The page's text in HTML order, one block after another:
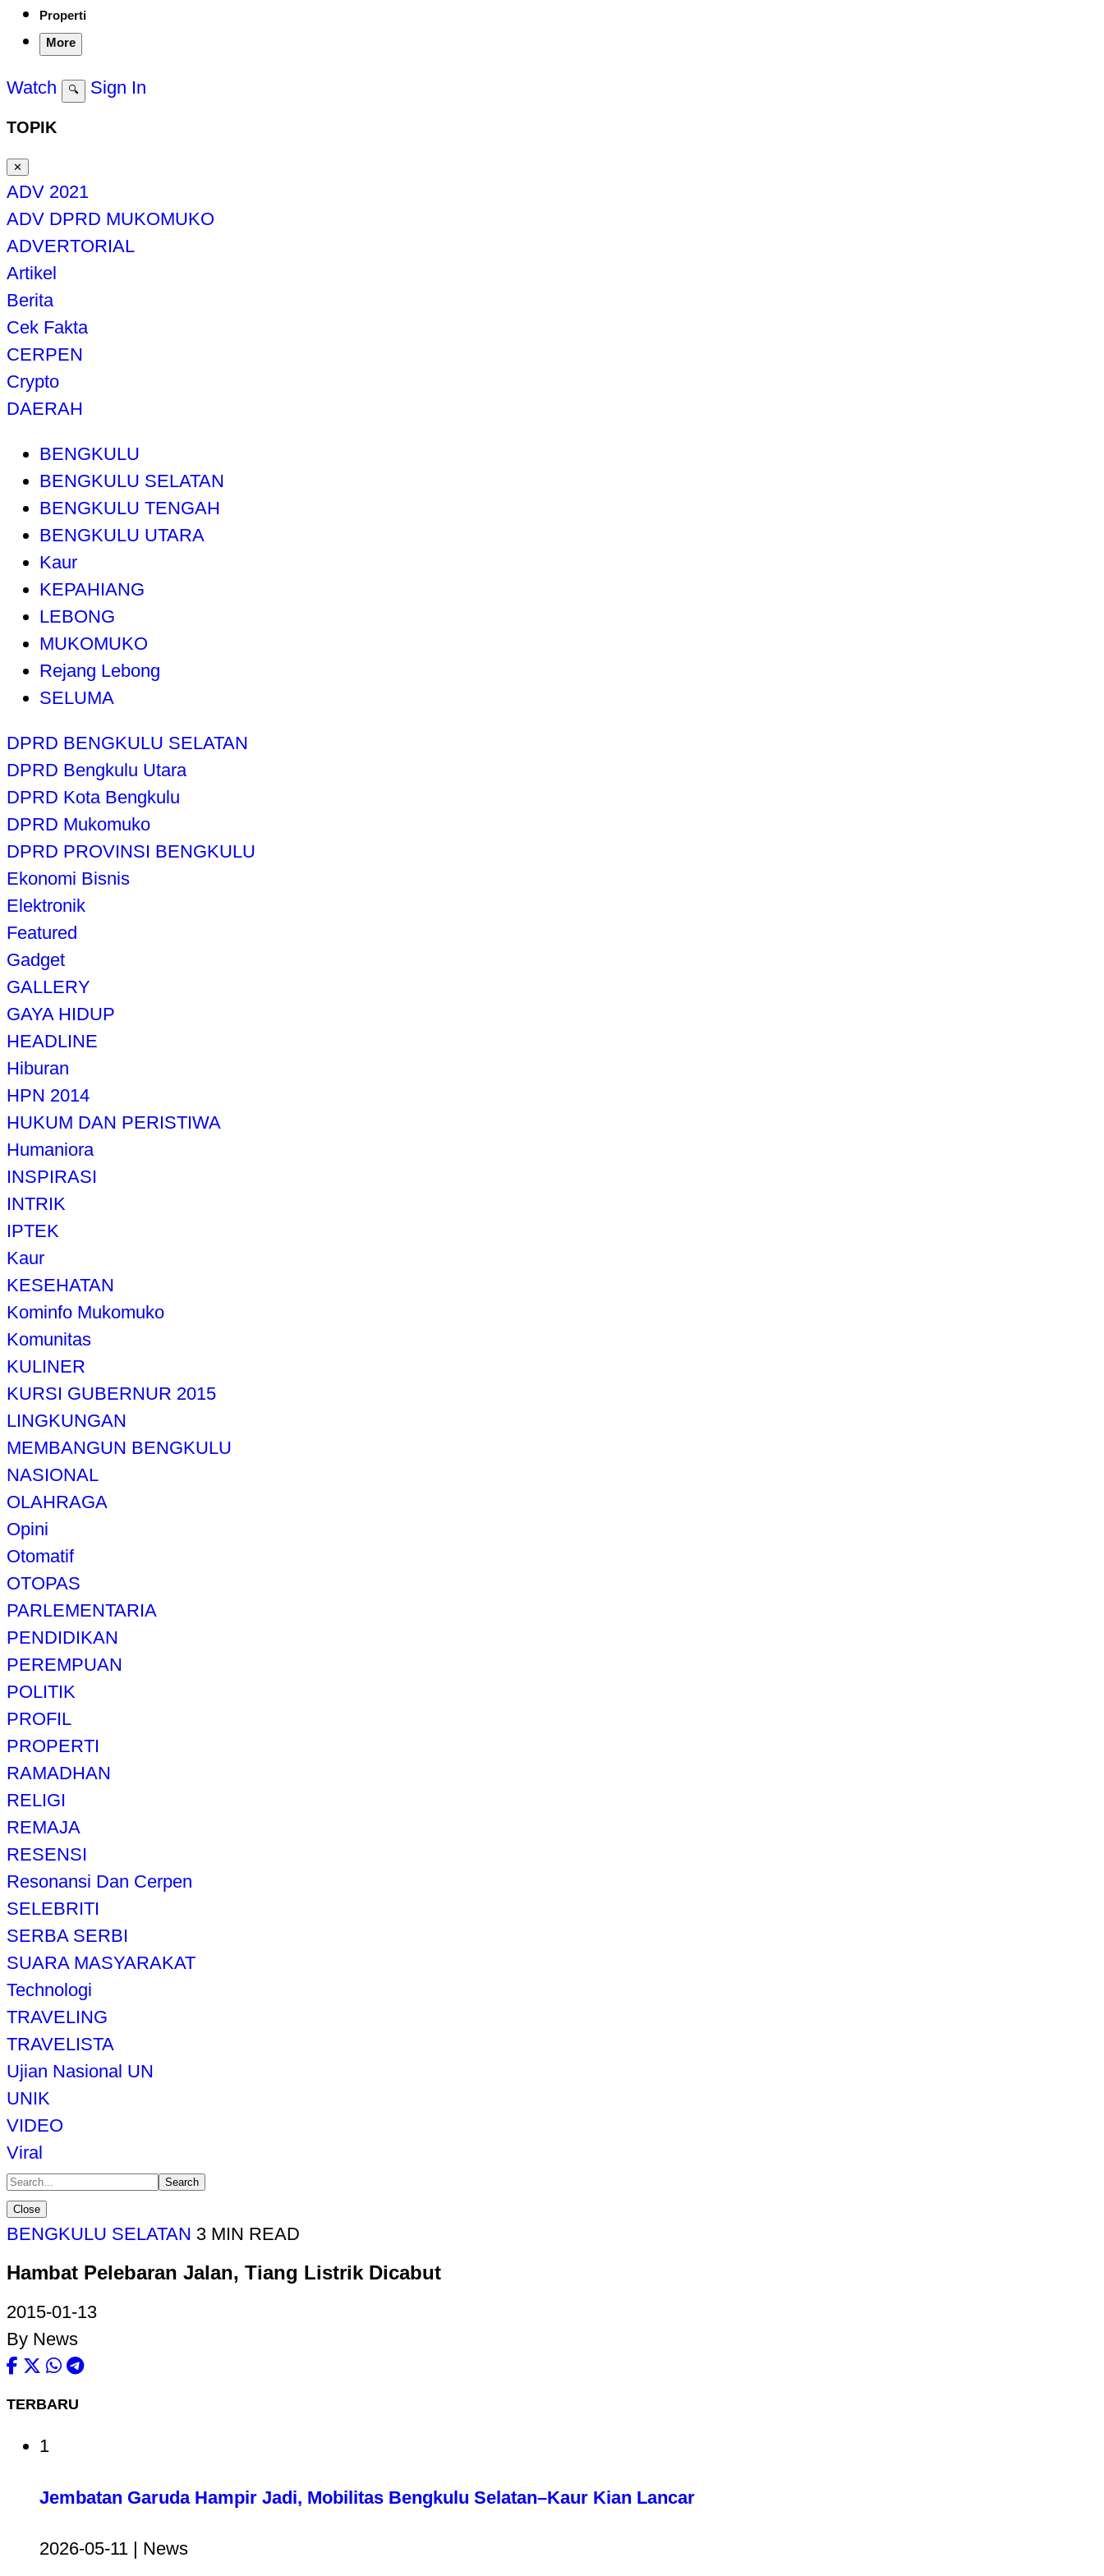
Properti
More
Watch 🔍 Sign In
TOPIK
✕
ADV 2021
ADV DPRD MUKOMUKO
ADVERTORIAL
Artikel
Berita
Cek Fakta
CERPEN
Crypto
DAERAH
BENGKULU
BENGKULU SELATAN
BENGKULU TENGAH
BENGKULU UTARA
Kaur
KEPAHIANG
LEBONG
MUKOMUKO
Rejang Lebong
SELUMA
DPRD BENGKULU SELATAN
DPRD Bengkulu Utara
DPRD Kota Bengkulu
DPRD Mukomuko
DPRD PROVINSI BENGKULU
Ekonomi Bisnis
Elektronik
Featured
Gadget
GALLERY
GAYA HIDUP
HEADLINE
Hiburan
HPN 2014
HUKUM DAN PERISTIWA
Humaniora
INSPIRASI
INTRIK
IPTEK
Kaur
KESEHATAN
Kominfo Mukomuko
Komunitas
KULINER
KURSI GUBERNUR 2015
LINGKUNGAN
MEMBANGUN BENGKULU
NASIONAL
OLAHRAGA
Opini
Otomatif
OTOPAS
PARLEMENTARIA
PENDIDIKAN
PEREMPUAN
POLITIK
PROFIL
PROPERTI
RAMADHAN
RELIGI
REMAJA
RESENSI
Resonansi Dan Cerpen
SELEBRITI
SERBA SERBI
SUARA MASYARAKAT
Technologi
TRAVELING
TRAVELISTA
Ujian Nasional UN
UNIK
VIDEO
Viral
Search
Close
BENGKULU SELATAN 3 MIN READ
Hambat Pelebaran Jalan, Tiang Listrik Dicabut
2015-01-13
By News
TERBARU
1
Jembatan Garuda Hampir Jadi, Mobilitas Bengkulu Selatan–Kaur Kian Lancar
2026-05-11 | News